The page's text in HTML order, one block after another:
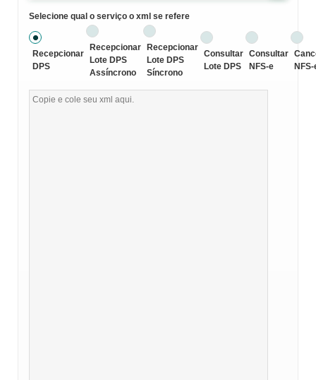
Selecione qual o serviço o xml se refere
Recepcionar
DPS
Recepcionar
Lote DPS
Assíncrono
Recepcionar
Lote DPS
Síncrono
Consultar
Lote DPS
Consultar
NFS-e
NFS-